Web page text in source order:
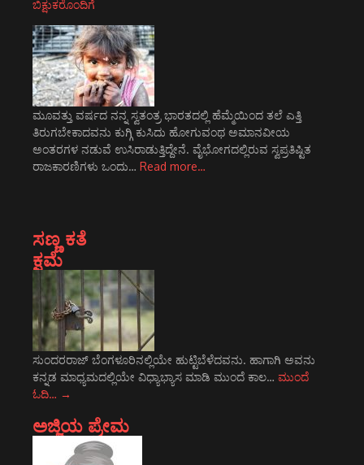
ಬಿಕ್ಷುಕರೊಂದಿಗೆ
ಮೂವತ್ತು ವರ್ಷದ ನನ್ನ ಸ್ವತಂತ್ರ ಭಾರತದಲ್ಲಿ ಹೆಮ್ಮೆಯಿಂದ ತಲೆ ಎತ್ತಿ
ತಿರುಗಬೇಕಾದವನು ಕುಗ್ಗಿ ಕುಸಿದು ಹೋಗುವಂಥ ಅಮಾನವೀಯ
ಅಂತರಗಳ ನಡುವೆ ಉಸಿರಾಡುತ್ತಿದ್ದೇನೆ. ವೈಭೋಗದಲ್ಲಿರುವ ಸ್ವಪ್ರತಿಷ್ಟಿತ
ರಾಜಕಾರಣಿಗಳು ಒಂದು… Read more…
ಸಣ್ಣ ಕತೆ
ಕ್ಷಮೆ
ಸುಂದರರಾಜ್ ಬೆಂಗಳೂರಿನಲ್ಲಿಯೇ ಹುಟ್ಟಿಬೆಳೆದವನು. ಹಾಗಾಗಿ ಅವನು
ಕನ್ನಡ ಮಾಧ್ಯಮದಲ್ಲಿಯೇ ವಿಧ್ಯಾಭ್ಯಾಸ ಮಾಡಿ ಮುಂದೆ ಕಾಲ… ಮುಂದೆ
ಓದಿ… →
ಅಜ್ಜಿಯ ಪ್ರೇಮ